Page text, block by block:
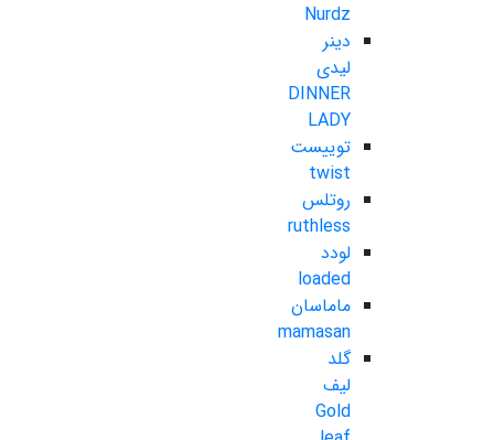
Nurdz
دینر
لیدی
DINNER
LADY
توییست
twist
روتلس
ruthless
لودد
loaded
ماماسان
mamasan
گلد
لیف
Gold